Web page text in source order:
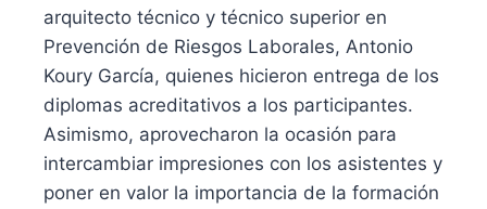
arquitecto técnico y técnico superior en
Prevención de Riesgos Laborales, Antonio
Koury García, quienes hicieron entrega de los
diplomas acreditativos a los participantes.
Asimismo, aprovecharon la ocasión para
intercambiar impresiones con los asistentes y
poner en valor la importancia de la formación